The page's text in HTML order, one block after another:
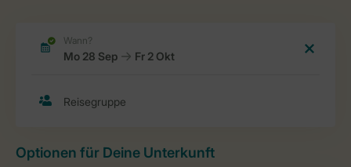
Optionen für Deine Unterkunft